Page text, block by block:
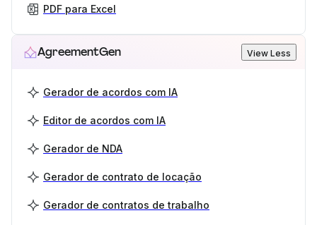
PDF para Excel
AgreementGen View Less
Gerador de acordos com IA
Editor de acordos com IA
Gerador de NDA
Gerador de contrato de locação
Gerador de contratos de trabalho